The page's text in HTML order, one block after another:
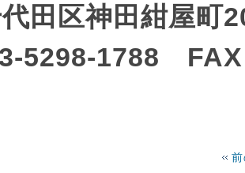
田区神田紺屋町
5298-1788